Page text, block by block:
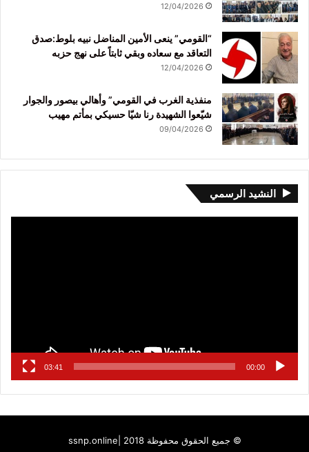
12/04/2026
“القومي” ينعى الأمين المناضل نبيه بلوط:صدق
التعاقد مع سعاده وبقي ثابتاً على نهج حزبه
12/04/2026
منفذية الغرب في القومي” وأهالي بيصور والجوار
شيّعوا الشهيدة رنا شيّا حسيكي بمأتم مهيب
09/04/2026
النشيد الرسمي
00:00
03:41
© جميع الحقوق محفوظة 2018 | ssnp.online